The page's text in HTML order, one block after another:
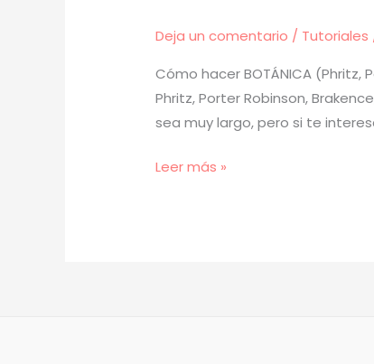
Deja un comentario / Tutoriales
Cómo hacer BOTÁNICA (Phritz,
Phritz, Porter Robinson,
sea muy largo, pero si te
[Leer más »